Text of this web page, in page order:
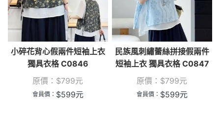
小碎花背心假兩件短袖上衣
獨具衣格 C0846
原價： $799元
會員價： $599元
民族風刺繡蕾絲拼接假兩件
短袖上衣 獨具衣格 C0847
原價： $799元
會員價： $599元